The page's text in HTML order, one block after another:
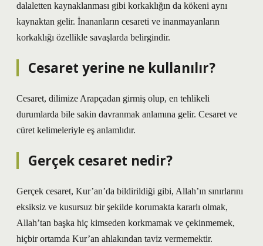
dalaletten kaynaklanması gibi korkaklığın da kökeni aynı
kaynaktan gelir. İnananların cesareti ve inanmayanların
korkaklığı özellikle savaşlarda belirgindir.
Cesaret yerine ne kullanılır?
Cesaret, dilimize Arapçadan girmiş olup, en tehlikeli
durumlarda bile sakin davranmak anlamına gelir. Cesaret ve
cüret kelimeleriyle eş anlamlıdır.
Gerçek cesaret nedir?
Gerçek cesaret, Kur’an’da bildirildiği gibi, Allah’ın sınırlarını
eksiksiz ve kusursuz bir şekilde korumakta kararlı olmak,
Allah’tan başka hiç kimseden korkmamak ve çekinmemek,
hiçbir ortamda Kur’an ahlakından taviz vermemektir.